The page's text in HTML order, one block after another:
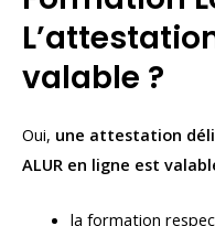
valable ?
Oui, une attestation
ALUR en ligne est
la formation